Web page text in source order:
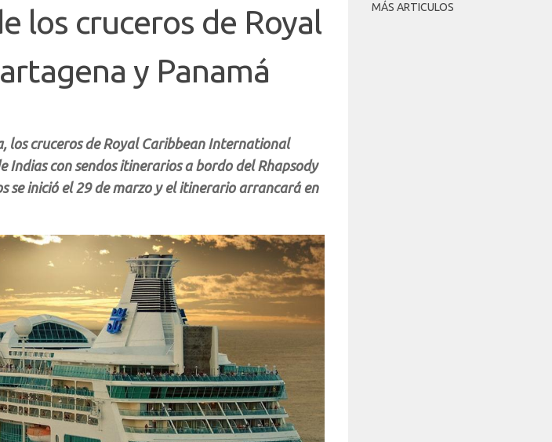
los cruceros de Royal
y Panamá
los cruceros de Royal Caribbean International
Indias con sendos itinerarios a bordo del Rhapsody
se inició el 29 de marzo y el itinerario arrancará en
MÁS ARTICULOS